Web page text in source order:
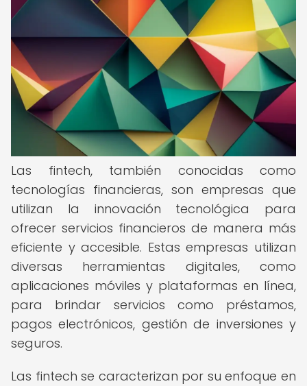
Las fintech, también conocidas como
tecnologías financieras, son empresas que
utilizan la innovación tecnológica para
ofrecer servicios financieros de manera más
eficiente y accesible. Estas empresas utilizan
diversas herramientas digitales, como
aplicaciones móviles y plataformas en línea,
para brindar servicios como préstamos,
pagos electrónicos, gestión de inversiones y
seguros.
Las fintech se caracterizan por su enfoque en